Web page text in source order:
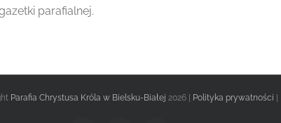
parafialnej.
Parafia Chrystusa Króla w Bielsku-Białej 2026 | Polityka prywatności